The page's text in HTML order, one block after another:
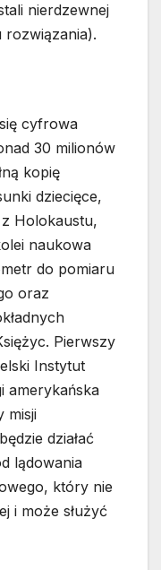
nierdzewnej
rozwiązania).
cyfrowa
30 milionów
kopię
dziecięce,
Holokaustu,
naukowa
do pomiaru
oraz
Pierwszy
Instytut
amerykańska
misji
działać
lądowania
który nie
i może służyć